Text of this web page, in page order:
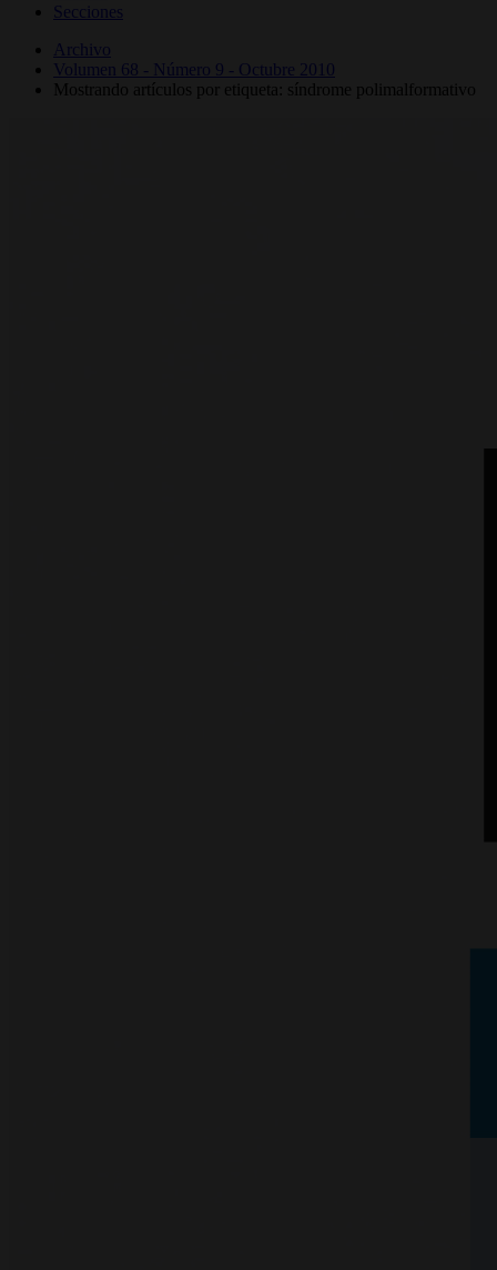
Secciones
Archivo
Volumen 68 - Número 9 - Octubre 2010
Mostrando artículos por etiqueta: síndrome polimalformativo